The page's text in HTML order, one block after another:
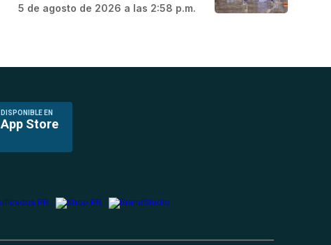
5 de agosto de 2026 a las 2:58 p.m.
DISPONIBLE EN
App Store